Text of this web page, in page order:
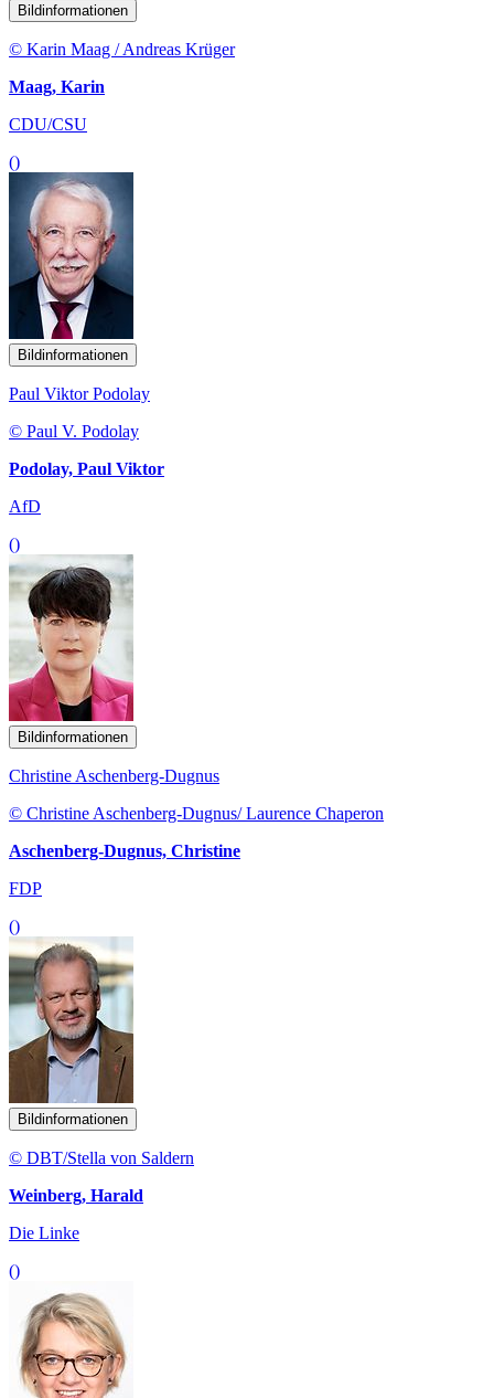
Bildinformationen
© Karin Maag / Andreas Krüger
Maag, Karin
CDU/CSU
()
Bildinformationen
Paul Viktor Podolay
© Paul V. Podolay
Podolay, Paul Viktor
AfD
()
Bildinformationen
Christine Aschenberg-Dugnus
© Christine Aschenberg-Dugnus/ Laurence Chaperon
Aschenberg-Dugnus, Christine
FDP
()
Bildinformationen
© DBT/Stella von Saldern
Weinberg, Harald
Die Linke
()